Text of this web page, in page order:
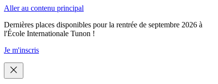
Aller au contenu principal
Dernières places disponibles pour la rentrée de septembre 2026 à
l'École Internationale Tunon !
Je m'inscris